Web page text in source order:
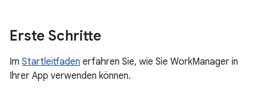
Erste Schritte
Im Startleitfaden erfahren Sie, wie Sie WorkManager in
Ihrer App verwenden können.